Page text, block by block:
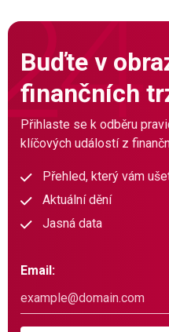
Buďte v
finančních
Přihlaste se k odběru
klíčových událostí z
Přehled, který vám
Aktuální dění
Jasná data
Email: